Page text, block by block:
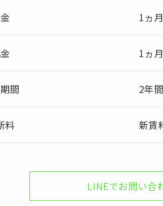
1ヵ月
1ヵ月
間 2年間
料 新賃
LINEでお問い合